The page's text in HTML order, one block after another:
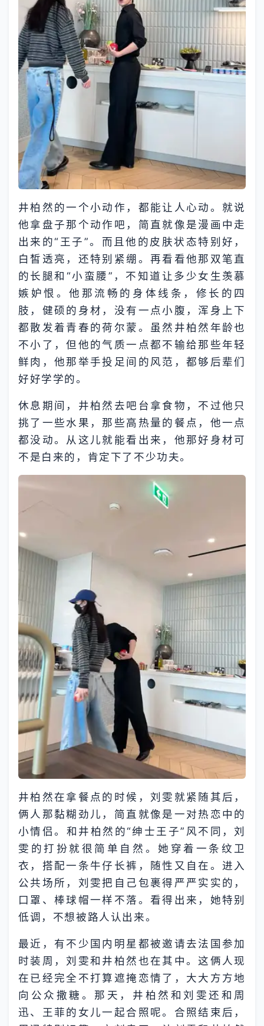
井柏然的一个小动作，都能让人心动。就说
他拿盘子那个动作吧，简直就像是漫画中走
出来的“王子”。而且他的皮肤状态特别好，
白皙透亮，还特别紧绷。再看看他那双笔直
的长腿和“小蛮腰”，不知道让多少女生羡慕
嫉妒恨。他那流畅的身体线条，修长的四
肢，健硕的身材，没有一点小腹，浑身上下
都散发着青春的荷尔蒙。虽然井柏然年龄也
不小了，但他的气质一点都不输给那些年轻
鲜肉，他那举手投足间的风范，都够后辈们
好好学学的。
休息期间，井柏然去吧台拿食物，不过他只
挑了一些水果，那些高热量的餐点，他一点
都没动。从这儿就能看出来，他那好身材可
不是白来的，肯定下了不少功夫。
井柏然在拿餐点的时候，刘雯就紧随其后，
俩人那黏糊劲儿，简直就像是一对热恋中的
小情侣。和井柏然的“绅士王子”风不同，刘
雯的打扮就很简单自然。她穿着一条纹卫
衣，搭配一条牛仔长裤，随性又自在。进入
公共场所，刘雯把自己包裹得严严实实的，
口罩、棒球帽一样不落。看得出来，她特别
低调，不想被路人认出来。
最近，有不少国内明星都被邀请去法国参加
时装周，刘雯和井柏然也在其中。这俩人现
在已经完全不打算遮掩恋情了，大大方方地
向公众撒糖。那天，井柏然和刘雯还和周
迅、王菲的女儿一起合照呢。合照结束后，